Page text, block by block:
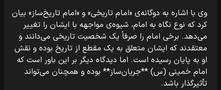
وی با اشاره به دوگانه‌ی «امام تاریخی» و «امام تاریخ‌ساز» بیان
کرد که نوع نگاه به امام، شیوه‌ی مواجهه با ایشان را تغییر
می‌دهد. برخی امام را صرفاً یک شخصیت تاریخی می‌دانند و
معتقدند که ایشان متعلق به یک مقطع از تاریخ بوده و نقش
او به پایان رسیده است. اما دیدگاه دیگر بر این باور است که
امام خمینی (س) **جریان‌ساز** بوده و همچنان می‌تواند
تأثیرگذار باشد.